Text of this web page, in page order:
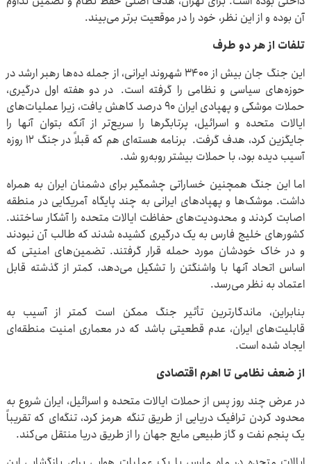
آن بوده و از این نظر، خود را در موقعیت برتر می‌بیند.
تلفات از هر دو طرف
این جنگ جان بیش از ۳۴۰۰ شهروند ایرانی، از جمله ده‌ها رهبر ارشد در
حوزه‌های سیاسی و نظامی را گرفته است. در دو هفته اول درگیری،
حملات موشکی و پهپادی ایران 90 درصد کاهش یافت، زیرا عملیات‌های
ایالات متحده و اسرائیل، پرتابگرها را سریع‌تر از آنکه بتوان آنها را
جایگزین کرد، هدف گرفت. برنامه هسته‌ای هم که قبلاً در جنگ 12 روزه
آسیب دیده بود، با حملات بیشتر روبه‌رو شد.
اما این جنگ همچنین خساراتی چشمگیر برای دشمنان ایران به همراه
داشت. موشک‌ها و پهپادهای ایرانی به چند پایگاه آمریکایی در منطقه
اصابت کردند و محدودیت‌های حفاظت ایالات متحده را آشکار ساختند.
کشورهای خلیج فارس به یک درگیری‌ کشیده شدند که طالب آن نبودند
و در خاک خودشان مورد حمله قرار گرفتند. تضمین‌های امنیتی که
اساس اتحاد آنها با واشنگتن را تشکیل می‌دهد، کمتر از گذشته قابل
اعتماد به نظر می‌رسد.
بنابراین، ماندگارترین تأثیر جنگ ممکن است کمتر از آسیب به
قابلیت‌های ایران، عدم قطعیتی باشد که در معماری امنیت منطقه‌ای
ایجاد شده است.
از ضعف نظامی تا اهرم اقتصادی
در عرض چند روز پس از حملات ایالات متحده و اسرائیل، ایران شروع به
محدود کردن ترافیک دریایی از طریق تنگه هرمز کرد، تنگه‌ای که تقریباً
یک پنجم نفت و گاز طبیعی مایع جهان را از طریق دریا منتقل می‌کند.